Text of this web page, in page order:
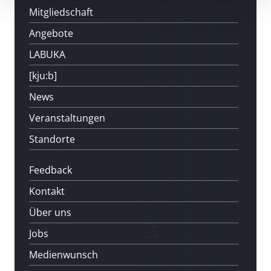
Mitgliedschaft
Angebote
LABUKA
[kju:b]
News
Veranstaltungen
Standorte
Feedback
Kontakt
Über uns
Jobs
Medienwunsch